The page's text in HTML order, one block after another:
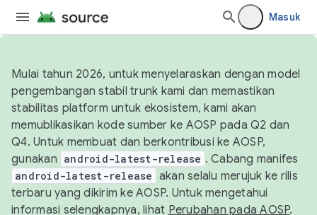
Masuk
Mulai tahun 2026, untuk menyelaraskan dengan model
pengembangan stabil trunk kami dan memastikan
stabilitas platform untuk ekosistem, kami akan
memublikasikan kode sumber ke AOSP pada Q2 dan
Q4. Untuk membuat dan berkontribusi ke AOSP,
gunakan android-latest-release . Cabang manifes
android-latest-release akan selalu merujuk ke rilis
terbaru yang dikirim ke AOSP. Untuk mengetahui
informasi selengkapnya, lihat Perubahan pada AOSP.